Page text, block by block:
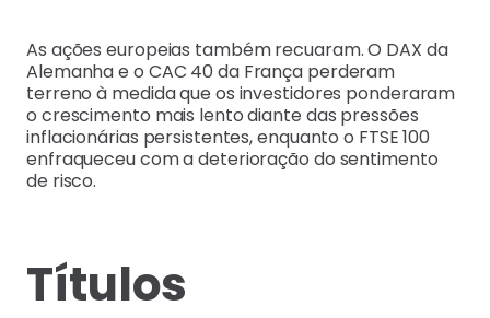
As ações europeias também recuaram. O DAX da
Alemanha e o CAC 40 da França perderam
terreno à medida que os investidores ponderaram
o crescimento mais lento diante das pressões
inflacionárias persistentes, enquanto o FTSE 100
enfraqueceu com a deterioração do sentimento
de risco.
Títulos